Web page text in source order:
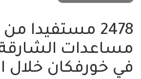
2478 مستفيدا من
مساعدات الشارقة
في خورفكان خلال